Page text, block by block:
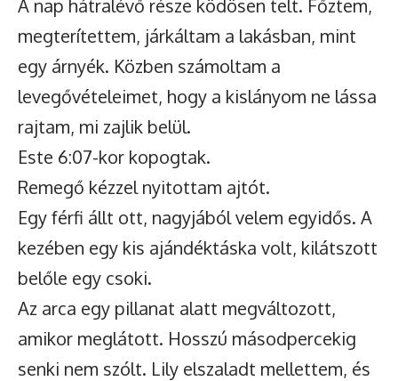
A nap hátralévő része ködösen telt. Főztem,
megterítettem, járkáltam a lakásban, mint
egy árnyék. Közben számoltam a
levegővételeimet, hogy a kislányom ne lássa
rajtam, mi zajlik belül.
Este 6:07-kor kopogtak.
Remegő kézzel nyitottam ajtót.
Egy férfi állt ott, nagyjából velem egyidős. A
kezében egy kis ajándéktáska volt, kilátszott
belőle egy csoki.
Az arca egy pillanat alatt megváltozott,
amikor meglátott. Hosszú másodpercekig
senki nem szólt. Lily elszaladt mellettem, és